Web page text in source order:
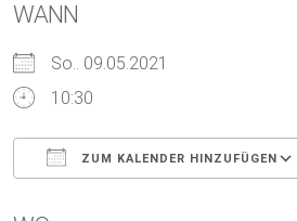
WANN
So.. 09.05.2021
10:30
ZUM KALENDER HINZUFÜGEN